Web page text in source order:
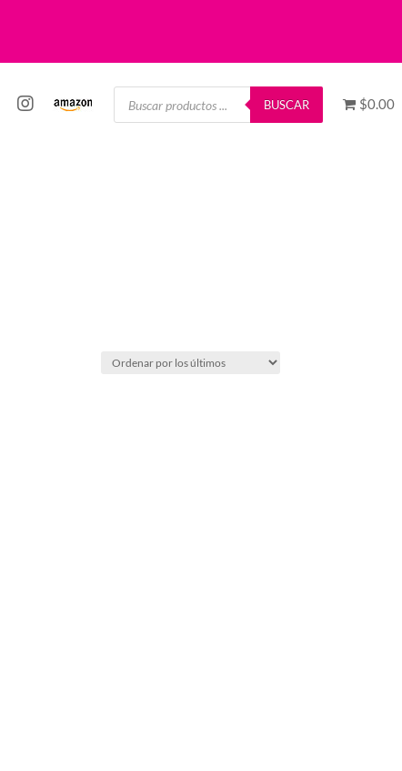
Búsqueda
productos
BUSCAR $0.00